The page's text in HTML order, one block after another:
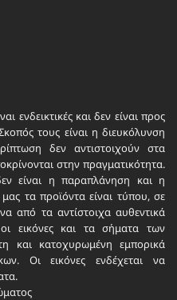
ενδεικτικές και δεν είναι προς
τους είναι η διευκόλυνση
δεν αντιστοιχούν στα
στην πραγματικότητα.
είναι η παραπλάνηση και η
τα προϊόντα είναι τύπου, σε
από τα αντίστοιχα αυθεντικά
εικόνες και τα σήματα των
και κατοχυρωμένη εμπορικά
Οι εικόνες ενδέχεται να